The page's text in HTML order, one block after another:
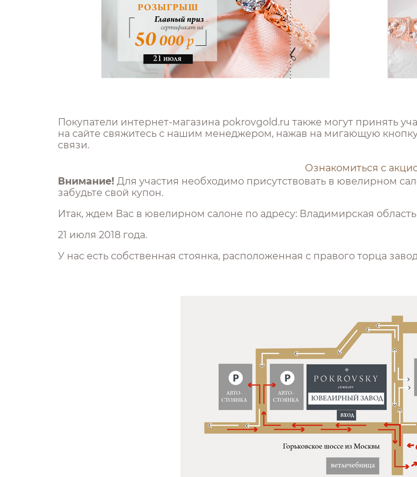
Покупатели интернет-магазина pokrovgold.ru также могут принять
на сайте свяжитесь с нашим менеджером, нажав на мигающую
связи.
Ознакомиться с
Внимание! Для участия необходимо присутствовать в ювелирном
забудьте свой купон.
Итак, ждем Вас в ювелирном салоне по адресу: Владимирская область,
21 июля 2018 года.
У нас есть собственная стоянка, расположенная с правого торца